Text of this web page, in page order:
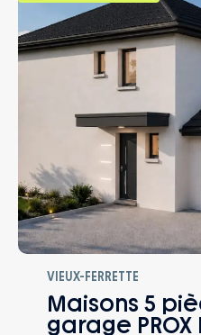
VIEUX-FERRETTE
Maisons 5
garage